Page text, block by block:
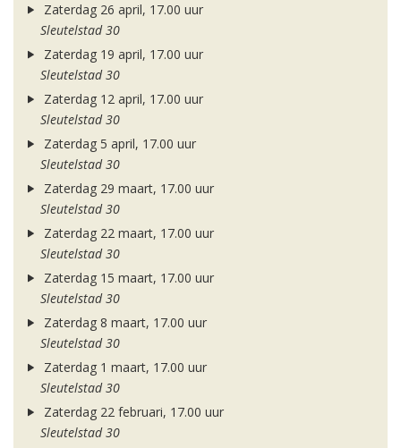
Zaterdag 26 april, 17.00 uur
Sleutelstad 30
Zaterdag 19 april, 17.00 uur
Sleutelstad 30
Zaterdag 12 april, 17.00 uur
Sleutelstad 30
Zaterdag 5 april, 17.00 uur
Sleutelstad 30
Zaterdag 29 maart, 17.00 uur
Sleutelstad 30
Zaterdag 22 maart, 17.00 uur
Sleutelstad 30
Zaterdag 15 maart, 17.00 uur
Sleutelstad 30
Zaterdag 8 maart, 17.00 uur
Sleutelstad 30
Zaterdag 1 maart, 17.00 uur
Sleutelstad 30
Zaterdag 22 februari, 17.00 uur
Sleutelstad 30